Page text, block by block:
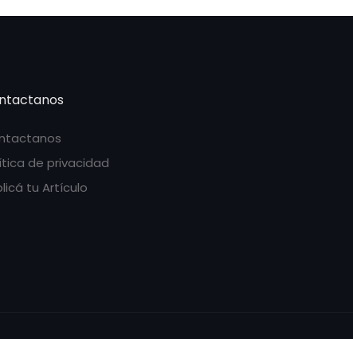
de privacidad
tu Artículo